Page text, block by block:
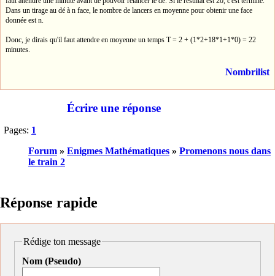
Dans un tirage au dé à n face, le nombre de lancers en moyenne pour obtenir une face
donnée est n.
Donc, je dirais qu'il faut attendre en moyenne un temps T = 2 + (1*2+18*1+1*0) = 22
minutes.
Nombrilist
Écrire une réponse
Pages: 1
Forum » Enigmes Mathématiques » Promenons nous dans
le train 2
Réponse rapide
Rédige ton message
Nom (Pseudo)